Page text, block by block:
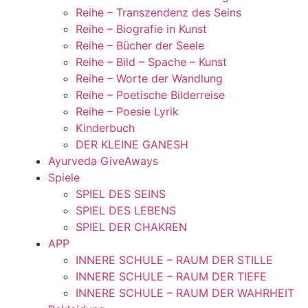
Reihe – Transzendenz des Seins
Reihe – Biografie in Kunst
Reihe – Bücher der Seele
Reihe – Bild – Spache – Kunst
Reihe – Worte der Wandlung
Reihe – Poetische Bilderreise
Reihe – Poesie Lyrik
Kinderbuch
DER KLEINE GANESH
Ayurveda GiveAways
Spiele
SPIEL DES SEINS
SPIEL DES LEBENS
SPIEL DER CHAKREN
APP
INNERE SCHULE – RAUM DER STILLE
INNERE SCHULE – RAUM DER TIEFE
INNERE SCHULE – RAUM DER WAHRHEIT